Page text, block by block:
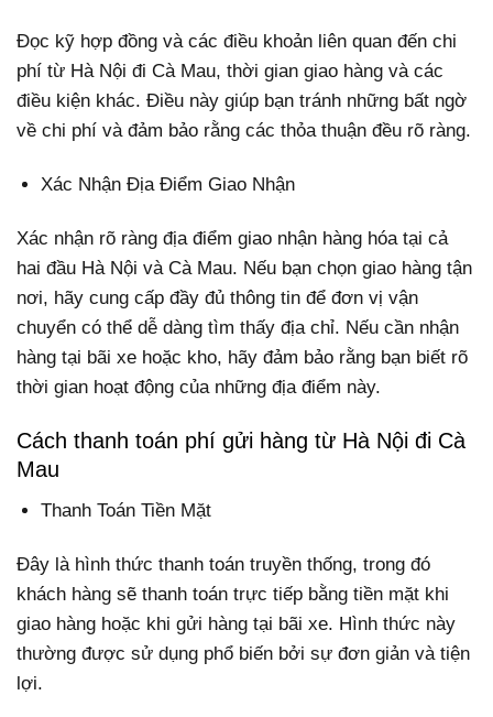
Đọc kỹ hợp đồng và các điều khoản liên quan đến chi
phí từ Hà Nội đi Cà Mau, thời gian giao hàng và các
điều kiện khác. Điều này giúp bạn tránh những bất ngờ
về chi phí và đảm bảo rằng các thỏa thuận đều rõ ràng.
Xác Nhận Địa Điểm Giao Nhận
Xác nhận rõ ràng địa điểm giao nhận hàng hóa tại cả
hai đầu Hà Nội và Cà Mau. Nếu bạn chọn giao hàng tận
nơi, hãy cung cấp đầy đủ thông tin để đơn vị vận
chuyển có thể dễ dàng tìm thấy địa chỉ. Nếu cần nhận
hàng tại bãi xe hoặc kho, hãy đảm bảo rằng bạn biết rõ
thời gian hoạt động của những địa điểm này.
Cách thanh toán phí gửi hàng từ Hà Nội đi Cà
Mau
Thanh Toán Tiền Mặt
Đây là hình thức thanh toán truyền thống, trong đó
khách hàng sẽ thanh toán trực tiếp bằng tiền mặt khi
giao hàng hoặc khi gửi hàng tại bãi xe. Hình thức này
thường được sử dụng phổ biến bởi sự đơn giản và tiện
lợi.